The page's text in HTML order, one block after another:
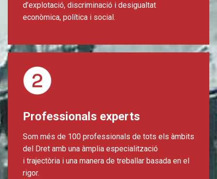
d’explotació, discriminació i desigualtat
econòmica, política i social.
Professionals experts
Som més de 100 professionals de tots els àmbits
del Dret amb una àmplia especialització
i trajectòria i una manera de treballar basada en el
rigor.